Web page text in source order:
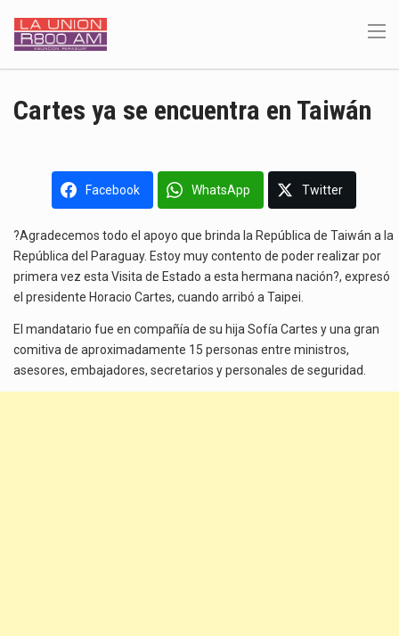
Cartes ya se encuentra en Taiwán
Facebook WhatsApp Twitter
?Agradecemos todo el apoyo que brinda la República de Taiwán a la
República del Paraguay. Estoy muy contento de poder realizar por
primera vez esta Visita de Estado a esta hermana nación?, expresó
el presidente Horacio Cartes, cuando arribó a Taipei.
El mandatario fue en compañía de su hija Sofía Cartes y una gran
comitiva de aproximadamente 15 personas entre ministros,
asesores, embajadores, secretarios y personales de seguridad.